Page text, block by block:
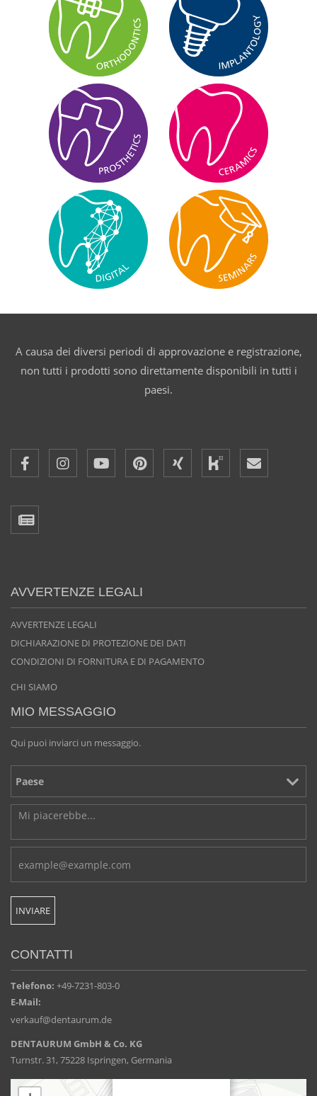
A causa dei diversi periodi di approvazione e registrazione,
non tutti i prodotti sono direttamente disponibili in tutti i
paesi.
AVVERTENZE LEGALI
AVVERTENZE LEGALI
DICHIARAZIONE DI PROTEZIONE DEI DATI
CONDIZIONI DI FORNITURA E DI PAGAMENTO
CHI SIAMO
MIO MESSAGGIO
Qui puoi inviarci un messaggio.
CONTATTI
Telefono: +49-7231-803-0
E-Mail:
verkauf@dentaurum.de
DENTAURUM GmbH & Co. KG
Turnstr. 31, 75228 Ispringen, Germania